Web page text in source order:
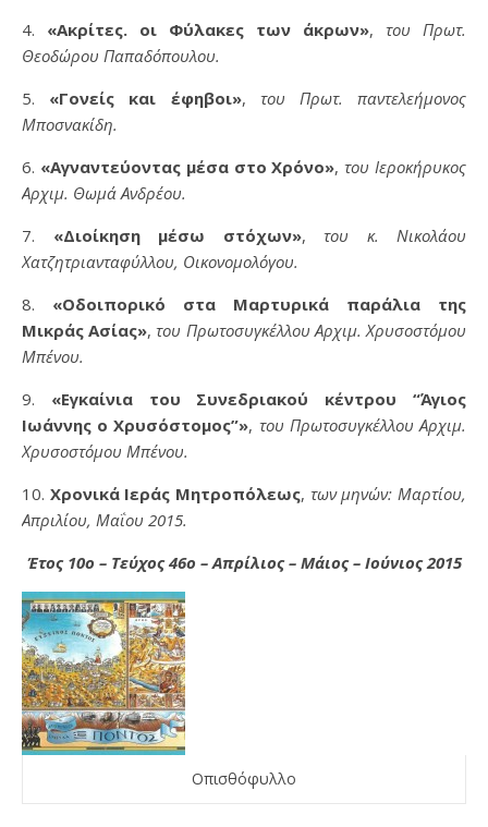
4. «Ακρίτες. οι Φύλακες των άκρων», του Πρωτ.
Θεοδώρου Παπαδόπουλου.
5. «Γονείς και έφηβοι», του Πρωτ. παντελεήμονος
Μποσνακίδη.
6. «Αγναντεύοντας μέσα στο Χρόνο»,του Ιεροκήρυκος
Αρχιμ. Θωμά Ανδρέου.
7. «Διοίκηση μέσω στόχων», του κ. Νικολάου
Χατζητριανταφύλλου, Οικονομολόγου.
8. «Οδοιπορικό στα Μαρτυρικά παράλια της
Μικράς Ασίας»,του Πρωτοσυγκέλλου Αρχιμ. Χρυσοστόμου
Μπένου.
9. «Εγκαίνια του Συνεδριακού κέντρου “Άγιος
Ιωάννης ο Χρυσόστομος”», του Πρωτοσυγκέλλου Αρχιμ.
Χρυσοστόμου Μπένου.
10. Χρονικά Ιεράς Μητροπόλεως, των μηνών: Μαρτίου,
Απριλίου, Μαΐου 2015.
Έτος 10ο – Τεύχος 46ο – Απρίλιος – Μάιος – Ιούνιος 2015
Οπισθόφυλλο